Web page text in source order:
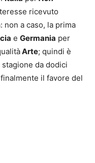
ricevuto
a caso, la prima
e Germania per
Arte; quindi è
da dodici
il favore del